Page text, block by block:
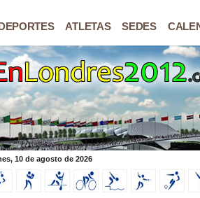
ATLETAS SEDES
10 de agosto de 2026